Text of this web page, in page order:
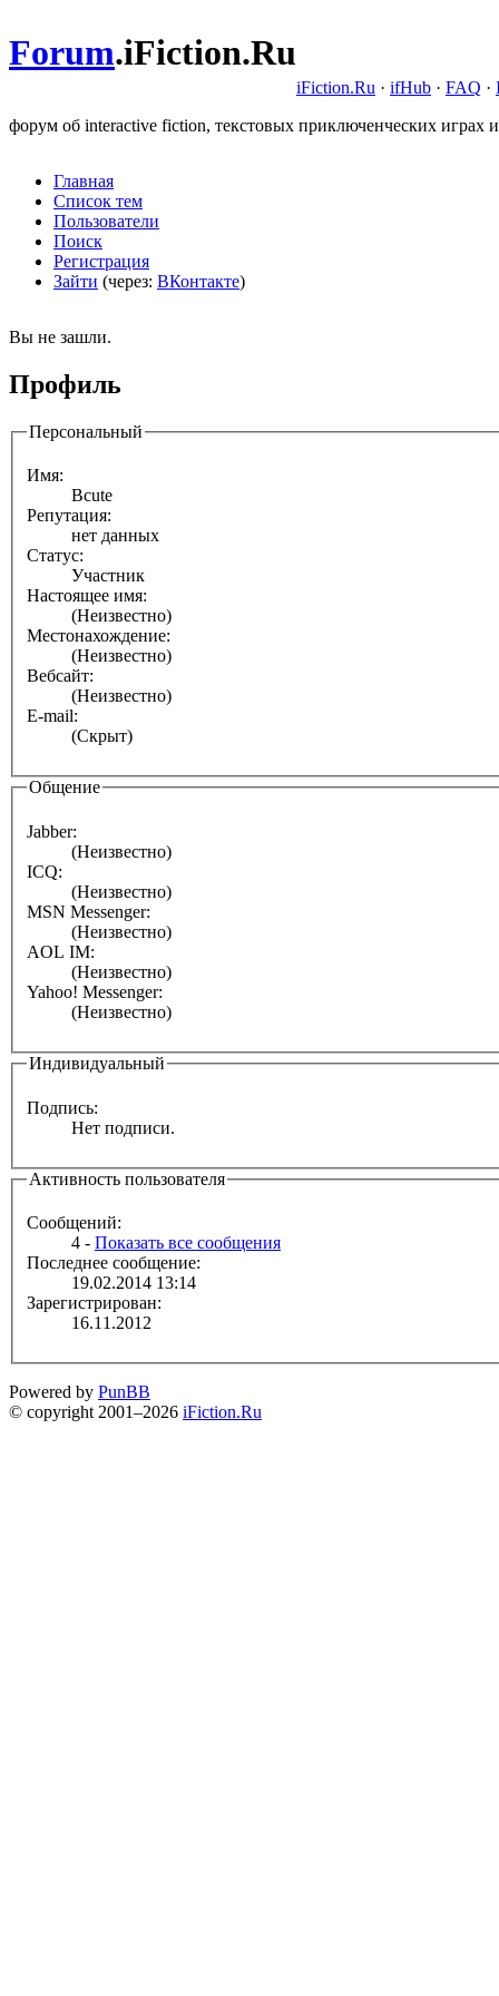
Forum.iFiction.Ru
iFiction.Ru · ifHub · FAQ ·
форум об interactive fiction, текстовых приключенческих играх
Главная
Список тем
Пользователи
Поиск
Регистрация
Зайти (через: ВКонтакте)
Вы не зашли.
Профиль
Персональный
Имя:
Bcute
Репутация:
нет данных
Статус:
Участник
Настоящее имя:
(Неизвестно)
Местонахождение:
(Неизвестно)
Вебсайт:
(Неизвестно)
E-mail:
(Скрыт)
Общение
Jabber:
(Неизвестно)
ICQ:
(Неизвестно)
MSN Messenger:
(Неизвестно)
AOL IM:
(Неизвестно)
Yahoo! Messenger:
(Неизвестно)
Индивидуальный
Подпись:
Нет подписи.
Активность пользователя
Сообщений:
4 - Показать все сообщения
Последнее сообщение:
19.02.2014 13:14
Зарегистрирован:
16.11.2012
Powered by PunBB
© copyright 2001–2026 iFiction.Ru